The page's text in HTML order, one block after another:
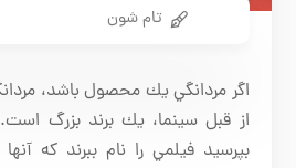
تام شون
اگر مردانگي يك محصول باشد،
از قبل سينما، يك برند بزرگ است.
بپرسيد فيلمي را نام ببرند كه